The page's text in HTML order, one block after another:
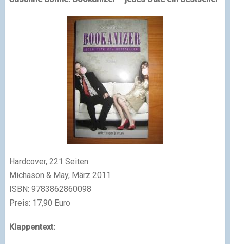
Hardcover, 221 Seiten
Michason & May, März 2011
ISBN: 9783862860098
Preis: 17,90 Euro
Klappentext: